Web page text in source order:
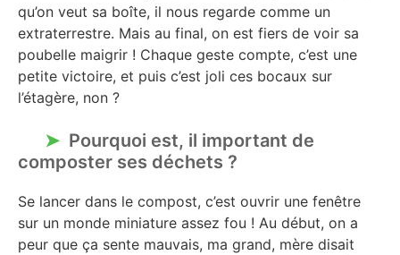
qu’on veut sa boîte, il nous regarde comme un
extraterrestre. Mais au final, on est fiers de voir sa
poubelle maigrir ! Chaque geste compte, c’est une
petite victoire, et puis c’est joli ces bocaux sur
l’étagère, non ?
Pourquoi est, il important de
composter ses déchets ?
Se lancer dans le compost, c’est ouvrir une fenêtre
sur un monde miniature assez fou ! Au début, on a
peur que ça sente mauvais, ma grand, mère disait